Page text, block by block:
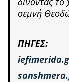
σεμνή
ΠΗΓΕΣ: